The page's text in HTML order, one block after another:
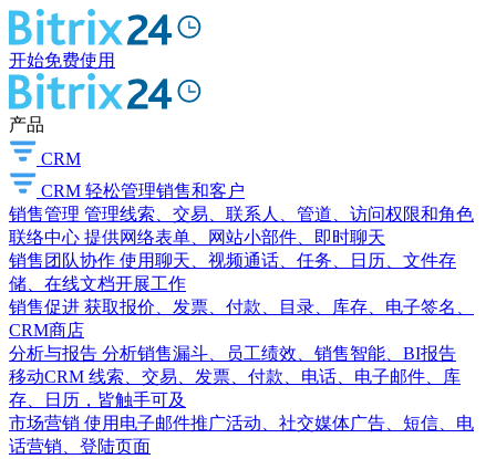
开始免费使用
产品
CRM
CRM 轻松管理销售和客户
销售管理 管理线索、交易、联系人、管道、访问权限和角色
联络中心 提供网络表单、网站小部件、即时聊天
销售团队协作 使用聊天、视频通话、任务、日历、文件存
储、在线文档开展工作
销售促进 获取报价、发票、付款、目录、库存、电子签名、
CRM商店
分析与报告 分析销售漏斗、员工绩效、销售智能、BI报告
移动CRM 线索、交易、发票、付款、电话、电子邮件、库
存、日历，皆触手可及
市场营销 使用电子邮件推广活动、社交媒体广告、短信、电
话营销、登陆页面